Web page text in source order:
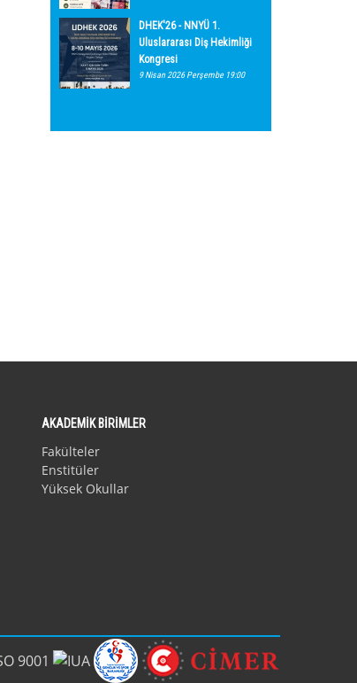
DHEK'26 - NNYÜ 1.
Uluslararası Diş Hekimliği
Kongresi
9 Nisan 2026 Perşembe 19:00
AKADEMİK BİRİMLER
Fakülteler
Enstitüler
Yüksek Okullar